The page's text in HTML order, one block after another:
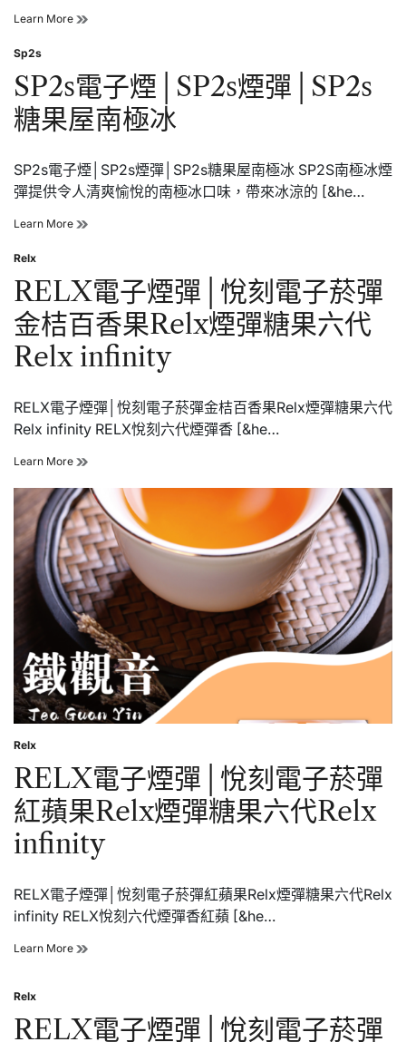
果
Learn More P2s
│SP2s
煙
彈
│SP2s
博
瑞
│SP2S
果
Posted
in
Sp2s
SP2s電子煙│SP2s煙彈│SP2s
糖果屋南極冰
SP2s電子煙│SP2s煙彈│SP2s糖果屋南極冰 SP2S南極冰煙
彈提供令人清爽愉悅的南極冰口味，帶來冰涼的 [&he…
Learn More SP2s
│SP2s
煙
彈
│SP2s
糖
果
南
極
冰
Posted
in
Relx
RELX電子煙彈│悅刻電子菸彈
金桔百香果Relx煙彈糖果六代
Relx infinity
RELX電子煙彈│悅刻電子菸彈金桔百香果Relx煙彈糖果六代
Relx infinity RELX悅刻六代煙彈香 [&he…
Learn More RELX
子
煙
彈
│
悅
刻
電
子
菸
彈
金
桔
百
香
果
彈
糖
果
六
代
Relx
Posted
in
Relx
RELX電子煙彈│悅刻電子菸彈
紅蘋果Relx煙彈糖果六代Relx
infinity
RELX電子煙彈│悅刻電子菸彈紅蘋果Relx煙彈糖果六代Relx
infinity RELX悅刻六代煙彈香紅蘋 [&he…
Learn More RELX
│
Posted
in
Relx
RELX電子煙彈│悅刻電子菸彈